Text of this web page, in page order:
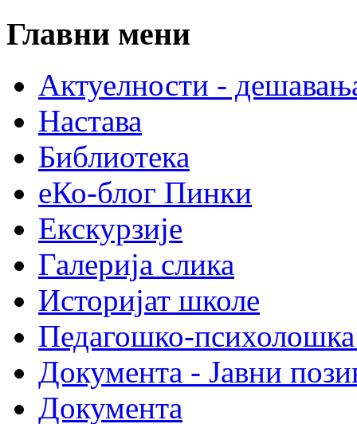
Главни мени
Актуелности -
Настава
Библиотека
еКо-блог Пинки
Екскурзије
Галерија слика
Историјат школе
Педагошко-психолошка
Документа - Јавни
Документа